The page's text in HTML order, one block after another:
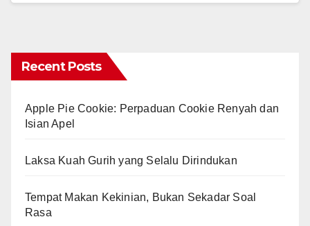
Recent Posts
Apple Pie Cookie: Perpaduan Cookie Renyah dan
Isian Apel
Laksa Kuah Gurih yang Selalu Dirindukan
Tempat Makan Kekinian, Bukan Sekadar Soal
Rasa